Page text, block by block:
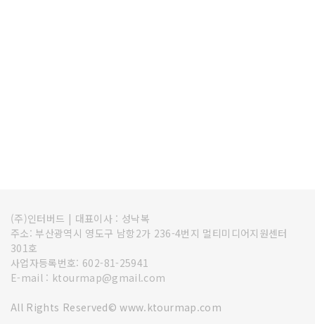
(주)인터버드 | 대표이사 : 성낙복
주소: 부산광역시 영도구 남항2가 236-4번지 멀티미디어지원센터
301호
사업자등록번호: 602-81-25941
E-mail : ktourmap@gmail.com
All Rights Reserved© www.ktourmap.com